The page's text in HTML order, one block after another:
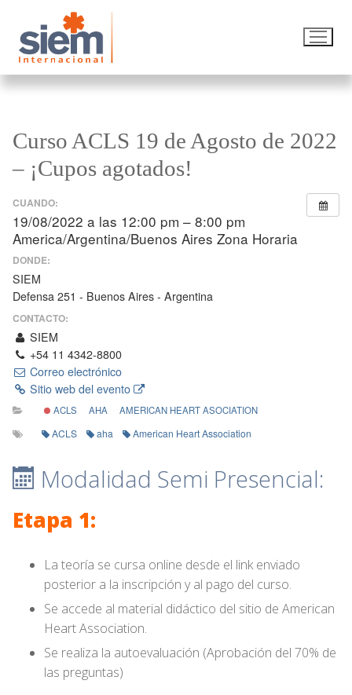
Curso ACLS 19 de Agosto de 2022
– ¡Cupos agotados!
CUANDO:
19/08/2022 a las 12:00 pm – 8:00 pm
America/Argentina/Buenos Aires Zona Horaria
DONDE:
SIEM
Defensa 251 - Buenos Aires - Argentina
CONTACTO:
SIEM
+54 11 4342-8800
Correo electrónico
Sitio web del evento
ACLS AHA AMERICAN HEART ASOCIATION
ACLS aha American Heart Association
Modalidad Semi Presencial:
Etapa 1:
La teoría se cursa online desde el link enviado
posterior a la inscripción y al pago del curso.
Se accede al material didáctico del sitio de American
Heart Association.
Se realiza la autoevaluación (Aprobación del 70% de
las preguntas)